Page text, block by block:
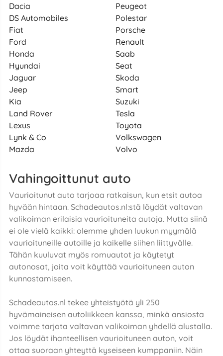
Dacia
DS Automobiles
Fiat
Ford
Honda
Hyundai
Jaguar
Jeep
Kia
Land Rover
Lexus
Lynk & Co
Mazda
Peugeot
Polestar
Porsche
Renault
Saab
Seat
Skoda
Smart
Suzuki
Tesla
Toyota
Volkswagen
Volvo
Vahingoittunut auto
Vaurioitunut auto tarjoaa ratkaisun, kun etsit autoa
hyvään hintaan. Schadeautos.nl:stä löydät valtavan
valikoiman erilaisia vaurioituneita autoja. Mutta siinä
ei ole vielä kaikki: olemme yhden luukun myymälä
vaurioituneille autoille ja kaikelle siihen liittyvälle.
Tähän kuuluvat myös romuautot ja käytetyt
autonosat, joita voit käyttää vaurioituneen auton
kunnostamiseen.
Schadeautos.nl tekee yhteistyötä yli 250
hyvämaineisen autoliikkeen kanssa, minkä ansiosta
voimme tarjota valtavan valikoiman yhdellä alustalla.
Jos löydät ihanteellisen vaurioituneen auton, voit
ottaa suoraan yhteyttä kyseiseen kumppaniin. Näin